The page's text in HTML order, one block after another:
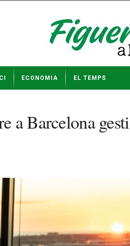
ECONOMIA EL TEMPS
a Barcelona